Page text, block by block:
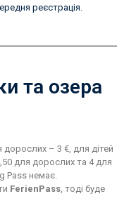
реєстрація.
та озера
дорослих – 3 €, для дітей
для дорослих та 4 для
Pass немає.
FerienPass, тоді буде